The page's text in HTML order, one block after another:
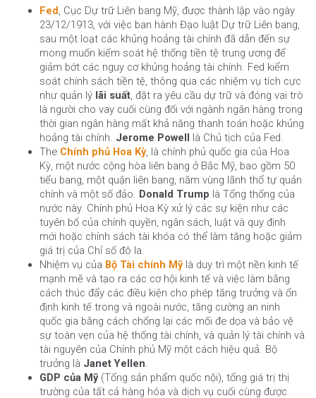
Fed, Cục Dự trữ Liên bang Mỹ, được thành lập vào ngày
23/12/1913, với việc ban hành Đạo luật Dự trữ Liên bang,
sau một loạt các khủng hoảng tài chính đã dẫn đến sự
mong muốn kiểm soát hệ thống tiền tệ trung ương để
giảm bớt các nguy cơ khủng hoảng tài chính. Fed kiểm
soát chính sách tiền tệ, thông qua các nhiệm vụ tích cực
như quản lý lãi suất, đặt ra yêu cầu dự trữ và đóng vai trò
là người cho vay cuối cùng đối với ngành ngân hàng trong
thời gian ngân hàng mất khả năng thanh toán hoặc khủng
hoảng tài chính. Jerome Powell là Chủ tịch của Fed.
The Chính phủ Hoa Kỳ, là chính phủ quốc gia của Hoa
Kỳ, một nước cộng hòa liên bang ở Bắc Mỹ, bao gồm 50
tiểu bang, một quận liên bang, năm vùng lãnh thổ tự quản
chính và một số đảo. Donald Trump là Tổng thống của
nước này. Chính phủ Hoa Kỳ xử lý các sự kiện như các
tuyên bố của chính quyền, ngân sách, luật và quy định
mới hoặc chính sách tài khóa có thể làm tăng hoặc giảm
giá trị của Chỉ số đô la.
Nhiệm vụ của Bộ Tài chính Mỹ là duy trì một nền kinh tế
mạnh mẽ và tạo ra các cơ hội kinh tế và việc làm bằng
cách thúc đẩy các điều kiện cho phép tăng trưởng và ổn
định kinh tế trong và ngoài nước, tăng cường an ninh
quốc gia bằng cách chống lại các mối đe dọa và bảo vệ
sự toàn vẹn của hệ thống tài chính, và quản lý tài chính và
tài nguyên của Chính phủ Mỹ một cách hiệu quả. Bộ
trưởng là Janet Yellen.
GDP của Mỹ(Tổng sản phẩm quốc nội), tổng giá trị thị
trường của tất cả hàng hóa và dịch vụ cuối cùng được